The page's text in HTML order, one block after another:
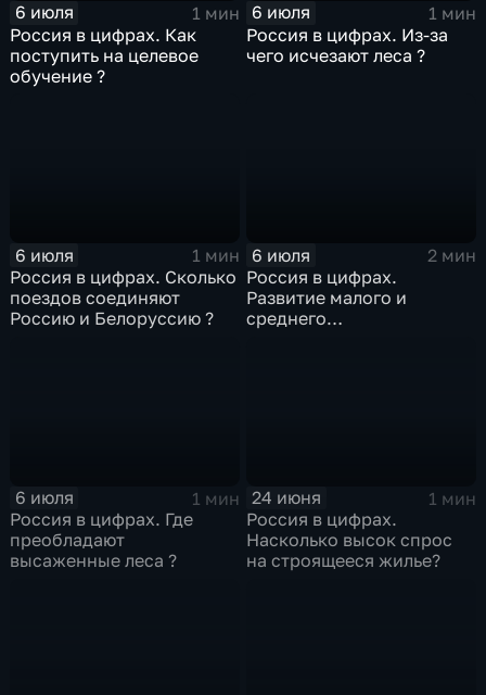
6 июля
1 мин
Россия в цифрах. Как
поступить на целевое
обучение ?
6 июля
1 мин
Россия в цифрах. Из-за
чего исчезают леса ?
6 июля
1 мин
Россия в цифрах. Сколько
поездов соединяют
Россию и Белоруссию ?
6 июля
2 мин
Россия в цифрах.
Развитие малого и
среднего
6 июля
1 мин
Россия в цифрах. Где
преобладают
высаженные леса ?
24 июня
1 мин
Россия в цифрах.
Насколько высок спрос
на строящееся жилье?